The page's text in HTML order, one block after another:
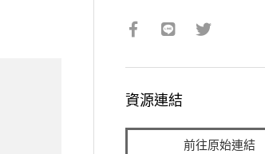
資源連結
前往原始連結